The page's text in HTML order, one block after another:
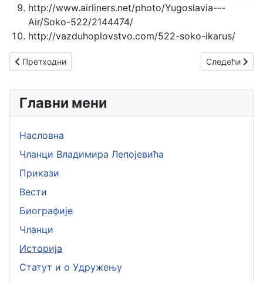
http://www.airliners.net/photo/Yugoslavia---
Air/Soko-522/2144474/
http://vazduhoplovstvo.com/522-soko-ikarus/
Претходни чланак: Икарус Аеро 2
Претходни Следећи
Следећи
Главни мени
Насловна
Чланци Владимира Лепојевића
Прикази
Вести
Биографије
Чланци
Историја
Статут и о Удружењу